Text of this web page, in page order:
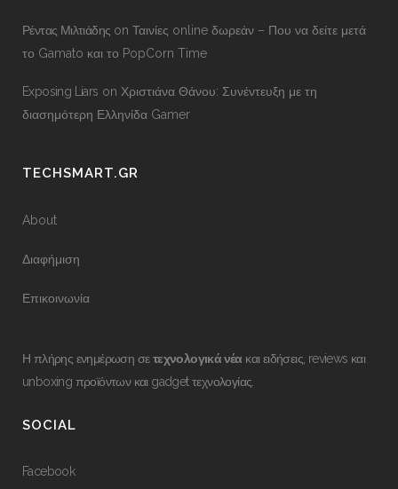
Ρέντας Μιλτιάδης onΤαινίες online δωρεάν – Που να δείτε μετά
το Gamato και το PopCorn Time
Exposing Liars on Χριστιάνα Θάνου: Συνέντευξη με τη
διασημότερη Ελληνίδα Gamer
TECHSMART.GR
About
Διαφήμιση
Επικοινωνία
Η πλήρης ενημέρωση σετεχνολογικά νέα και ειδήσεις, reviews και
unboxing προϊόντων και gadget τεχνολογίας.
SOCIAL
Facebook